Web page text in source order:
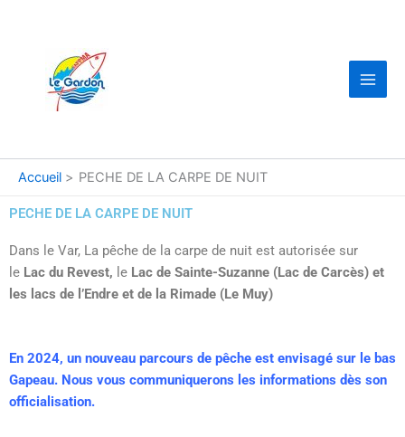
Accueil PECHE DE LA CARPE DE NUIT
PECHE DE LA CARPE DE NUIT
Dans le Var, La pêche de la carpe de nuit est autorisée sur
le Lac du Revest, le Lac de Sainte-Suzanne (Lac de Carcès) et
les lacs de l’Endre et de la Rimade (Le Muy)
En 2024, un nouveau parcours de pêche est envisagé sur le bas
Gapeau. Nous vous communiquerons les informations dès son
officialisation.